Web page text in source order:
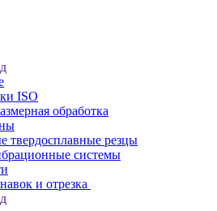
ISO
обработка
твердосплавные резцы
системы
и отрезка